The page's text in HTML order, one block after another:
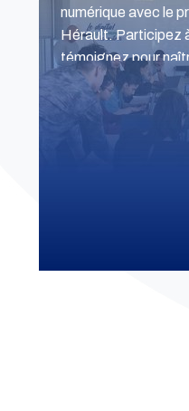
numérique avec le
Hérault. Participez
témoignez pour